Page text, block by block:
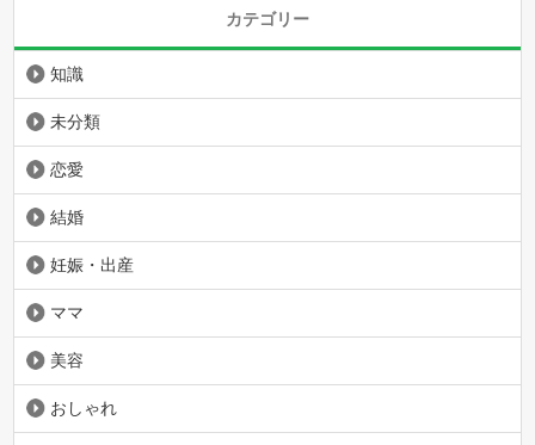
カテゴリー
知識
未分類
恋愛
結婚
妊娠・出産
ママ
美容
おしゃれ